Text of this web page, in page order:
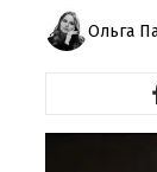
Ольга